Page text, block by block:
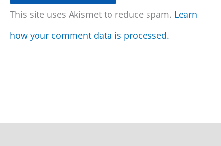
This site uses Akismet to reduce spam. Learn
how your comment data is processed.